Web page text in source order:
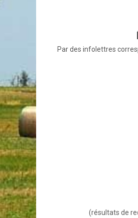
Par des infolettres
(résultats de